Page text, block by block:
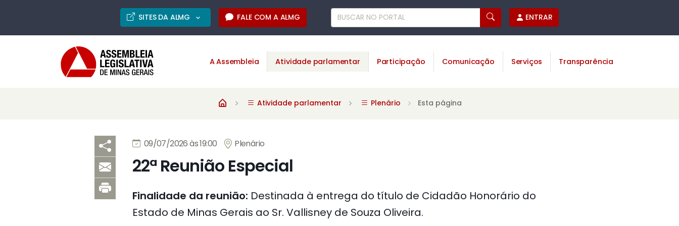
SITES DA ALMG FALE COM A ALMG ENTRAR
A Assembleia Atividade parlamentar Participação Comunicação Serviços Transparência
Atividade parlamentar Plenário Esta página
09/07/2026 às 19:00 Plenário
22ª Reunião Especial
Finalidade da reunião: Destinada à entrega do título de Cidadão Honorário do
Estado de Minas Gerais ao Sr. Vallisney de Souza Oliveira.